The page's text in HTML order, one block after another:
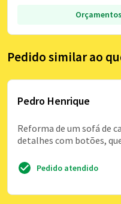
Pedido similar ao
Pedro Henrique
Reforma de um sofá de
detalhes com botões,
Pedido atendido